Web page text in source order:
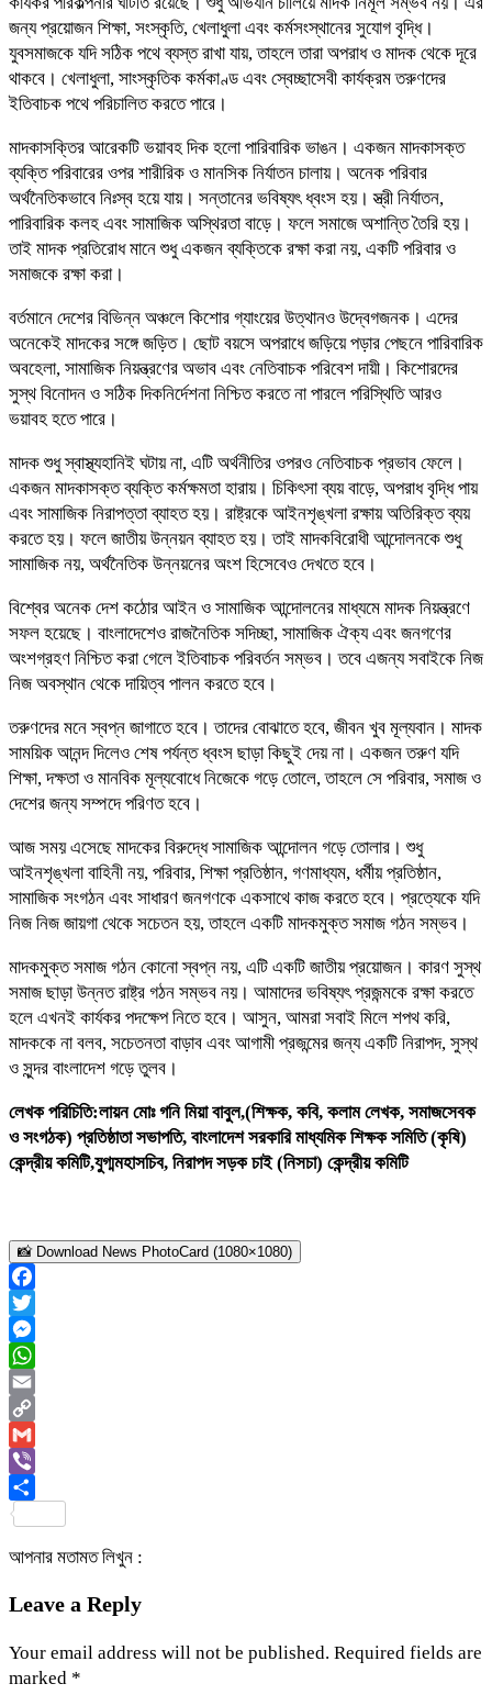
জন্য প্রয়োজন শিক্ষা, সংস্কৃতি, খেলাধুলা এবং কর্মসংস্থানের সুযোগ বৃদ্ধি।
যুবসমাজকে যদি সঠিক পথে ব্যস্ত রাখা যায়, তাহলে তারা অপরাধ ও মাদক থেকে দূরে
থাকবে। খেলাধুলা, সাংস্কৃতিক কর্মকাণ্ড এবং স্বেচ্ছাসেবী কার্যক্রম তরুণদের
ইতিবাচক পথে পরিচালিত করতে পারে।
মাদকাসক্তির আরেকটি ভয়াবহ দিক হলো পারিবারিক ভাঙন। একজন মাদকাসক্ত
ব্যক্তি পরিবারের ওপর শারীরিক ও মানসিক নির্যাতন চালায়। অনেক পরিবার
অর্থনৈতিকভাবে নিঃস্ব হয়ে যায়। সন্তানের ভবিষ্যৎ ধ্বংস হয়। স্ত্রী নির্যাতন,
পারিবারিক কলহ এবং সামাজিক অস্থিরতা বাড়ে। ফলে সমাজে অশান্তি তৈরি হয়।
তাই মাদক প্রতিরোধ মানে শুধু একজন ব্যক্তিকে রক্ষা করা নয়, একটি পরিবার ও
সমাজকে রক্ষা করা।
বর্তমানে দেশের বিভিন্ন অঞ্চলে কিশোর গ্যাংয়ের উত্থানও উদ্বেগজনক। এদের
অনেকেই মাদকের সঙ্গে জড়িত। ছোট বয়সে অপরাধে জড়িয়ে পড়ার পেছনে পারিবারিক
অবহেলা, সামাজিক নিয়ন্ত্রণের অভাব এবং নেতিবাচক পরিবেশ দায়ী। কিশোরদের
সুস্থ বিনোদন ও সঠিক দিকনির্দেশনা নিশ্চিত করতে না পারলে পরিস্থিতি আরও
ভয়াবহ হতে পারে।
মাদক শুধু স্বাস্থ্যহানিই ঘটায় না, এটি অর্থনীতির ওপরও নেতিবাচক প্রভাব ফেলে।
একজন মাদকাসক্ত ব্যক্তি কর্মক্ষমতা হারায়। চিকিৎসা ব্যয় বাড়ে, অপরাধ বৃদ্ধি পায়
এবং সামাজিক নিরাপত্তা ব্যাহত হয়। রাষ্ট্রকে আইনশৃঙ্খলা রক্ষায় অতিরিক্ত ব্যয়
করতে হয়। ফলে জাতীয় উন্নয়ন ব্যাহত হয়। তাই মাদকবিরোধী আন্দোলনকে শুধু
সামাজিক নয়, অর্থনৈতিক উন্নয়নের অংশ হিসেবেও দেখতে হবে।
বিশ্বের অনেক দেশ কঠোর আইন ও সামাজিক আন্দোলনের মাধ্যমে মাদক নিয়ন্ত্রণে
সফল হয়েছে। বাংলাদেশেও রাজনৈতিক সদিচ্ছা, সামাজিক ঐক্য এবং জনগণের
অংশগ্রহণ নিশ্চিত করা গেলে ইতিবাচক পরিবর্তন সম্ভব। তবে এজন্য সবাইকে নিজ
নিজ অবস্থান থেকে দায়িত্ব পালন করতে হবে।
তরুণদের মনে স্বপ্ন জাগাতে হবে। তাদের বোঝাতে হবে, জীবন খুব মূল্যবান। মাদক
সাময়িক আনন্দ দিলেও শেষ পর্যন্ত ধ্বংস ছাড়া কিছুই দেয় না। একজন তরুণ যদি
শিক্ষা, দক্ষতা ও মানবিক মূল্যবোধে নিজেকে গড়ে তোলে, তাহলে সে পরিবার, সমাজ ও
দেশের জন্য সম্পদে পরিণত হবে।
আজ সময় এসেছে মাদকের বিরুদ্ধে সামাজিক আন্দোলন গড়ে তোলার। শুধু
আইনশৃঙ্খলা বাহিনী নয়, পরিবার, শিক্ষা প্রতিষ্ঠান, গণমাধ্যম, ধর্মীয় প্রতিষ্ঠান,
সামাজিক সংগঠন এবং সাধারণ জনগণকে একসাথে কাজ করতে হবে। প্রত্যেকে যদি
নিজ নিজ জায়গা থেকে সচেতন হয়, তাহলে একটি মাদকমুক্ত সমাজ গঠন সম্ভব।
মাদকমুক্ত সমাজ গঠন কোনো স্বপ্ন নয়, এটি একটি জাতীয় প্রয়োজন। কারণ সুস্থ
সমাজ ছাড়া উন্নত রাষ্ট্র গঠন সম্ভব নয়। আমাদের ভবিষ্যৎ প্রজন্মকে রক্ষা করতে
হলে এখনই কার্যকর পদক্ষেপ নিতে হবে। আসুন, আমরা সবাই মিলে শপথ করি,
মাদককে না বলব, সচেতনতা বাড়াব এবং আগামী প্রজন্মের জন্য একটি নিরাপদ, সুস্থ
ও সুন্দর বাংলাদেশ গড়ে তুলব।
লেখক পরিচিতি:লায়ন মোঃ গনি মিয়া বাবুল,(শিক্ষক, কবি, কলাম লেখক, সমাজসেবক
ও সংগঠক) প্রতিষ্ঠাতা সভাপতি, বাংলাদেশ সরকারি মাধ্যমিক শিক্ষক সমিতি (কৃষি)
কেন্দ্রীয় কমিটি,যুগ্মমহাসচিব, নিরাপদ সড়ক চাই (নিসচা) কেন্দ্রীয় কমিটি
📸 Download News PhotoCard (1080×1080)
Facebook
Twitter
Messenger
WhatsApp
Email
Copy
Link
Gmail
Viber
আপনার মতামত লিখুন :
Leave a Reply
Your email address will not be published. Required fields are
marked *